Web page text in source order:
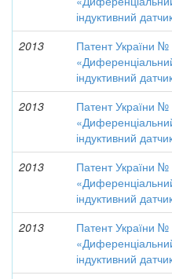
індуктивний
2013
Патент України
індуктивний
2013
Патент України
індуктивний
2013
Патент України №
індуктивний
2013
Патент України
індуктивний